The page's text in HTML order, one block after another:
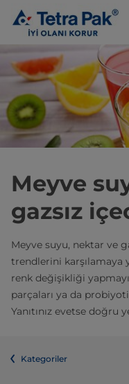
Meyve
gazsız
Meyve suyu, nektar ve
trendlerini karşılamaya
renk değişikliği
parçaları ya da
Yanıtınız evetse doğru
Kategoriler